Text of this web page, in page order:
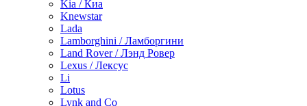
Kia / Киа
Knewstar
Lada
Lamborghini / Ламборгини
Land Rover / Лэнд Ровер
Lexus / Лексус
Li
Lotus
Lynk and Co